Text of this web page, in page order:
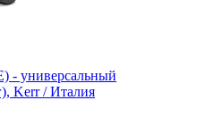
- универсальный
Kerr / Италия